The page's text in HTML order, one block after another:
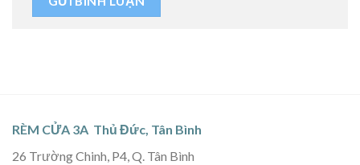
RÈM CỬA 3A Thủ Đức, Tân Bình
26 Trường Chinh, P4, Q. Tân Bình